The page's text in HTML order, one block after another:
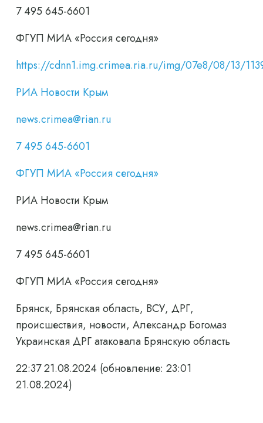
7 495 645-6601
ФГУП МИА «Россия сегодня»
https://cdnn1.img.crimea.ria.ru/img/07e8/08/13/
РИА Новости Крым
news.crimea@rian.ru
7 495 645-6601
ФГУП МИА «Россия сегодня»
РИА Новости Крым
news.crimea@rian.ru
7 495 645-6601
ФГУП МИА «Россия сегодня»
Брянск, Брянская область, ВСУ, ДРГ,
происшествия, новости, Александр Богомаз
Украинская ДРГ атаковала Брянскую область
22:37 21.08.2024 (обновление: 23:01
21.08.2024)